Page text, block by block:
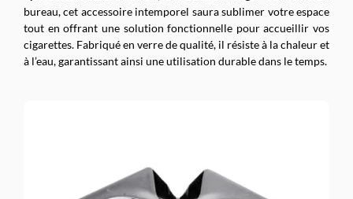
bureau, cet accessoire intemporel saura sublimer votre espace
tout en offrant une solution fonctionnelle pour accueillir vos
cigarettes. Fabriqué en verre de qualité, il résiste à la chaleur et
à l’eau, garantissant ainsi une utilisation durable dans le temps.